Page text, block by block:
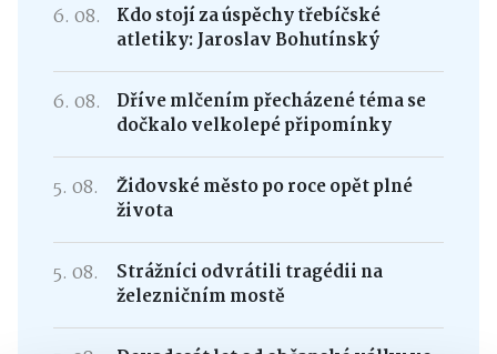
6. 08.
Kdo stojí za úspěchy třebíčské
atletiky: Jaroslav Bohutínský
6. 08.
Dříve mlčením přecházené téma se
dočkalo velkolepé připomínky
5. 08.
Židovské město po roce opět plné
života
5. 08.
Strážníci odvrátili tragédii na
železničním mostě